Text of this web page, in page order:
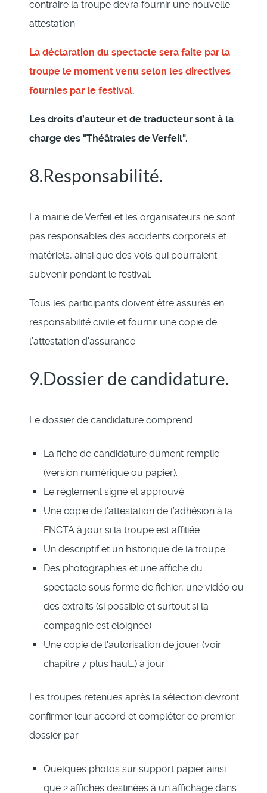
contraire la troupe devra fournir une nouvelle
attestation.
La déclaration du spectacle sera faite par la
troupe le moment venu selon les directives
fournies par le festival.
Les droits d’auteur et de traducteur sont à la
charge des "Théâtrales de Verfeil".
8.Responsabilité.
La mairie de Verfeil et les organisateurs ne sont
pas responsables des accidents corporels et
matériels, ainsi que des vols qui pourraient
subvenir pendant le festival.
Tous les participants doivent être assurés en
responsabilité civile et fournir une copie de
l’attestation d’assurance.
9.Dossier de candidature.
Le dossier de candidature comprend :
La fiche de candidature dûment remplie
(version numérique ou papier).
Le règlement signé et approuvé
Une copie de l’attestation de l’adhésion à la
FNCTA à jour si la troupe est affiliée
Un descriptif et un historique de la troupe.
Des photographies et une affiche du
spectacle sous forme de fichier, une vidéo ou
des extraits (si possible et surtout si la
compagnie est éloignée)
Une copie de l'autorisation de jouer (voir
chapitre 7 plus haut…) à jour
Les troupes retenues après la sélection devront
confirmer leur accord et compléter ce premier
dossier par :
Quelques photos sur support papier ainsi
que 2 affiches destinées à un affichage dans